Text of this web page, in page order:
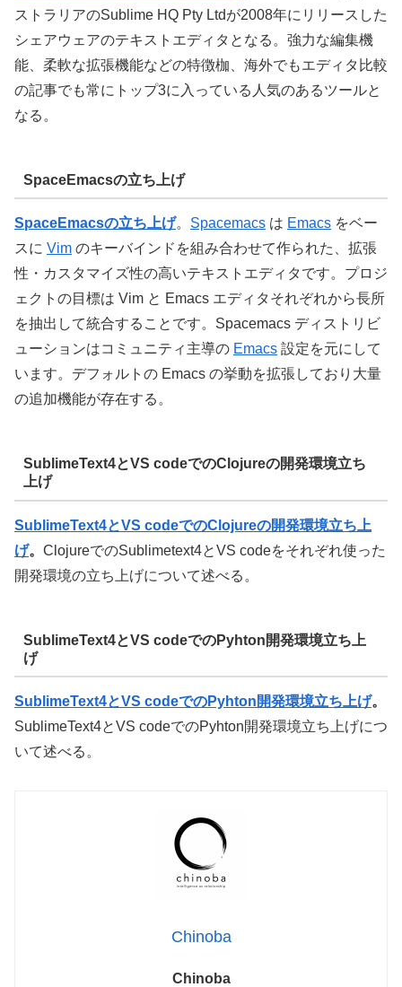
ストラリアのSublime HQ Pty Ltdが2008年にリリースした
シェアウェアのテキストエディタとなる。強力な編集機
能、柔軟な拡張機能などの特徴枷、海外でもエディタ比較
の記事でも常にトップ3に入っている人気のあるツールと
なる。
SpaceEmacsの立ち上げ
SpaceEmacsの立ち上げ。 Spacemacs は Emacs をベー
スに Vim のキーバインドを組み合わせて作られた、拡張
性・カスタマイズ性の高いテキストエディタです。プロジ
ェクトの目標は Vim と Emacs エディタそれぞれから長所
を抽出して統合することです。Spacemacs ディストリビ
ューションはコミュニティ主導の Emacs 設定を元にして
います。デフォルトの Emacs の挙動を拡張しており大量
の追加機能が存在する。
SublimeText4とVS codeでのClojureの開発環境立ち
上げ
SublimeText4とVS codeでのClojureの開発環境立ち上
げ。 ClojureでのSublimetext4とVS codeをそれぞれ使った
開発環境の立ち上げについて述べる。
SublimeText4とVS codeでのPyhton開発環境立ち上
げ
SublimeText4とVS codeでのPyhton開発環境立ち上げ。
SublimeText4とVS codeでのPyhton開発環境立ち上げにつ
いて述べる。
Chinoba
Chinoba